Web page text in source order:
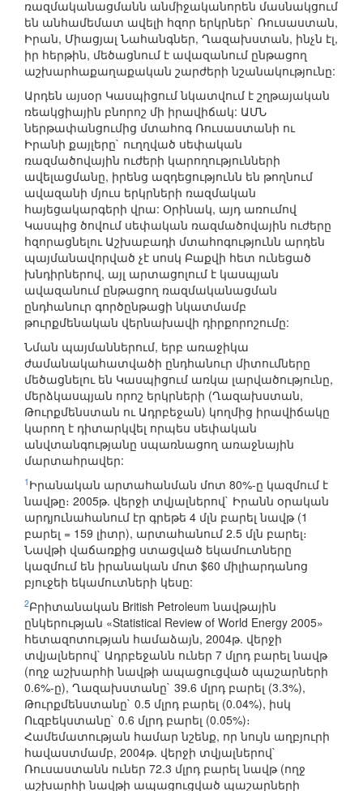
ռազմականացմանն անմիջականորեն մասնակցում
են անհամեմատ ավելի հզոր երկրներ` Ռուսաստան,
Իրան, Միացյալ Նահանգներ, Ղազախստան, ինչն էլ,
իր հերթին, մեծացնում է ավազանում ընթացող
աշխարհաքաղաքական շարժերի նշանակությունը:
Արդեն այսօր Կասպիցում նկատվում է շղթայական
ռեակցիային բնորոշ մի իրավիճակ: ԱՄՆ
ներթափանցումից մտահոգ Ռուսաստանի ու
Իրանի քայլերը` ուղղված սեփական
ռազմածովային ուժերի կարողությունների
ավելացմանը, իրենց ազդեցությունն են թողնում
ավազանի մյուս երկրների ռազմական
հայեցակարգերի վրա: Օրինակ, այդ առումով
Կասպից ծովում սեփական ռազմածովային ուժերը
հզորացնելու Աշխաբադի մտահոգությունն արդեն
պայմանավորված չէ սոսկ Բաքվի հետ ունեցած
խնդիրներով, այլ արտացոլում է կասպյան
ավազանում ընթացող ռազմականացման
ընդհանուր գործընթացի նկատմամբ
թուրքմենական վերնախավի դիրքորոշումը:
Նման պայմաններում, երբ առաջիկա
ժամանակահատվածի ընդհանուր միտումները
մեծացնելու են Կասպիցում առկա լարվածությունը,
մերձկասպյան որոշ երկրների (Ղազախստան,
Թուրքմենստան ու Ադրբեջան) կողմից իրավիճակը
կարող է դիտարկվել որպես սեփական
անվտանգությանը սպառնացող առաջնային
մարտահրավեր:
1 Իրանական արտահանման մոտ 80%-ը կազմում է
նավթը։ 2005թ. վերջի տվյալներով` Իրանն օրական
արդյունահանում էր գրեթե 4 մլն բարել նավթ (1
բարել = 159 լիտր), արտահանում 2.5 մլն բարել։
Նավթի վաճառքից ստացված եկամուտները
կազմում են իրանական մոտ $60 միլիարդանոց
բյուջեի եկամուտների կեսը:
2Բրիտանական British Petroleum նավթային
ընկերության «Statistical Review of World Energy 2005»
հետազոտության համաձայն, 2004թ. վերջի
տվյալներով` Ադրբեջանն ուներ 7 մլրդ բարել նավթ
(ողջ աշխարհի նավթի ապացուցված պաշարների
0.6%-ը), Ղազախստանը` 39.6 մլրդ բարել (3.3%),
Թուրքմենստանը` 0.5 մլրդ բարել (0.04%), իսկ
Ուզբեկստանը` 0.6 մլրդ բարել (0.05%)։
Համեմատության համար նշենք, որ նույն աղբյուրի
հավաստմամբ, 2004թ. վերջի տվյալներով`
Ռուսաստանն ուներ 72.3 մլրդ բարել նավթ (ողջ
աշխարհի նավթի ապացուցված պաշարների